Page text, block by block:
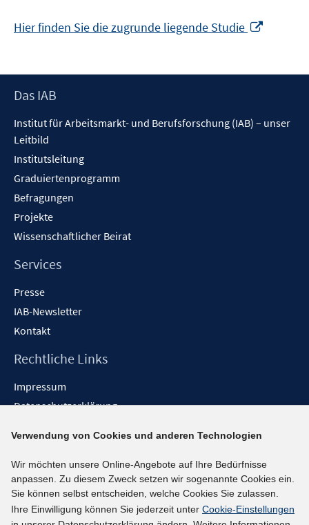
Hier finden Sie die zugrunde liegende Studie
öffnen
Footer
Das IAB
Institut für Arbeitsmarkt- und Berufsforschung (IAB) – unser
Leitbild
Institutsleitung
Graduiertenprogramm
Befragungen
Projekte
Wissenschaftlicher Beirat
Services
Presse
IAB-Newsletter
Kontakt
Rechtliche Links
Impressum
Datenschutzerklärung
Barrieren melden
Social-Media-Kanäle
BlueSky
YouTube
Verwendung von Cookies und anderen Technologien
Wir möchten unsere Online-Angebote auf Ihre Bedürfnisse
anpassen. Zu diesem Zweck setzen wir sogenannte Cookies ein.
Sie können selbst entscheiden, welche Cookies Sie zulassen.
Ihre Einwilligung können Sie jederzeit unter Cookie-Einstellungen